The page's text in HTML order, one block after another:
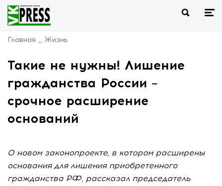
Главная Жизнь
Такие не нужны! Лишение
гражданства России –
срочное расширение
оснований
О новом законопроекте, в котором расширены
основания для лишения приобретенного
гражданства РФ, рассказал председатель